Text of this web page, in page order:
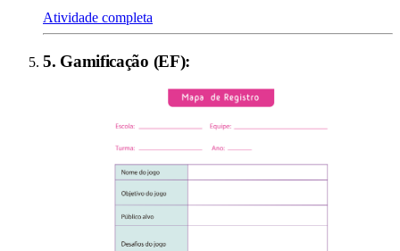
Atividade completa
5. Gamificação (EF):